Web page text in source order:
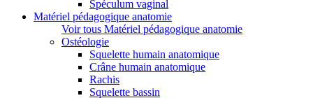
Spéculum vaginal
Matériel pédagogique anatomie
Voir tous Matériel pédagogique anatomie
Ostéologie
Squelette humain anatomique
Crâne humain anatomique
Rachis
Squelette bassin